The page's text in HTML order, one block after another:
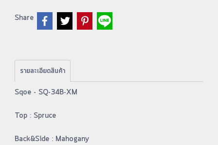
Share
รายละเอียดสินค้า
Sqoe - SQ-34B-XM
Top : Spruce
Back&Side : Mahogany